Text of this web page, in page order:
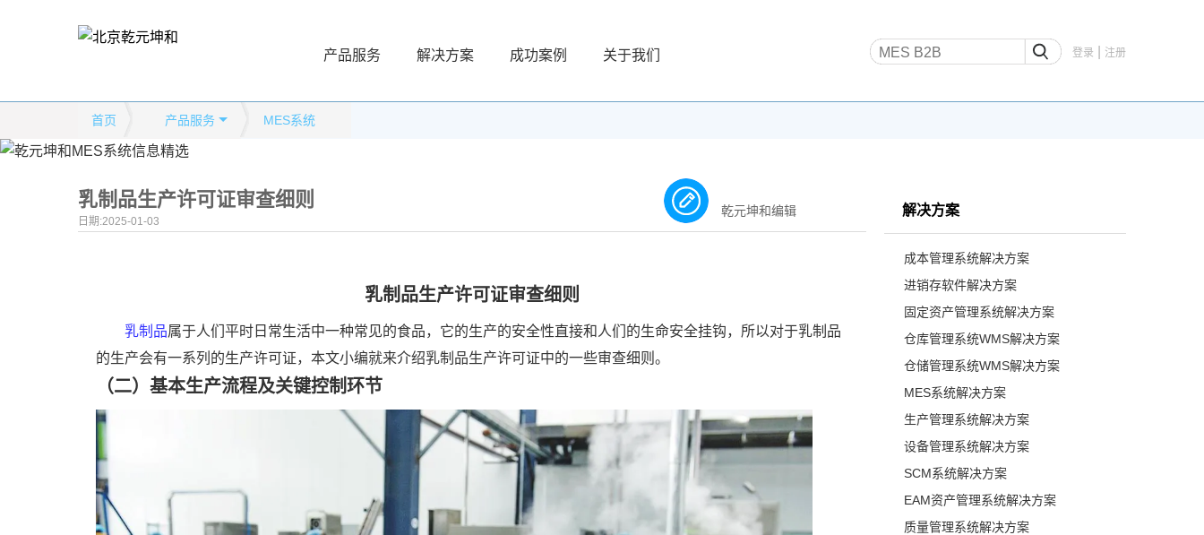
产品服务 解决方案 成功案例 关于我们 登录 注册
首页 产品服务 MES系统
乳制品生产许可证审查细则
日期:2025-01-03
乾元坤和编辑
乳制品生产许可证审查细则
乳制品属于人们平时日常生活中一种常见的食品，它的生产的安全性直接和人们的生命安全挂钩，所以对于乳制品
的生产会有一系列的生产许可证，本文小编就来介绍乳制品生产许可证中的一些审查细则。
（二）基本生产流程及关键控制环节
解决方案
成本管理系统解决方案
进销存软件解决方案
固定资产管理系统解决方案
仓库管理系统WMS解决方案
仓储管理系统WMS解决方案
MES系统解决方案
生产管理系统解决方案
设备管理系统解决方案
SCM系统解决方案
EAM资产管理系统解决方案
质量管理系统解决方案